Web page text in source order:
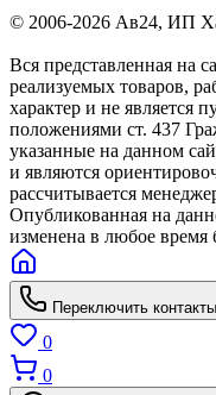
© 2006-2026 Ав24, ИП
Вся представленная на
реализуемых товаров,
характер и не является
положениями ст. 437
указанные на данном
и являются
рассчитывается
Опубликованная на
изменена в любое время
Переключить контакты
0
0